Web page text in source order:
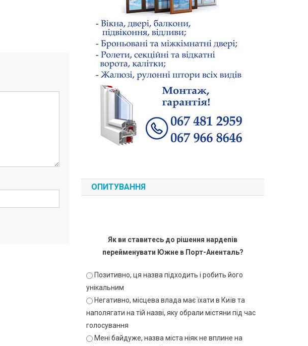
ОПИТУВАННЯ
Як ви ставитесь до рішення нардепів
перейменувати Южне в Порт-Аненталь?
Позитивно, ця назва підходить і робить його
унікальним
Негативно, місцева влада має їхати в Київ та
наполягати на тій назві, яку обрали містяни під час
голосування
Мені байдуже, назва міста ніяк не вплине на